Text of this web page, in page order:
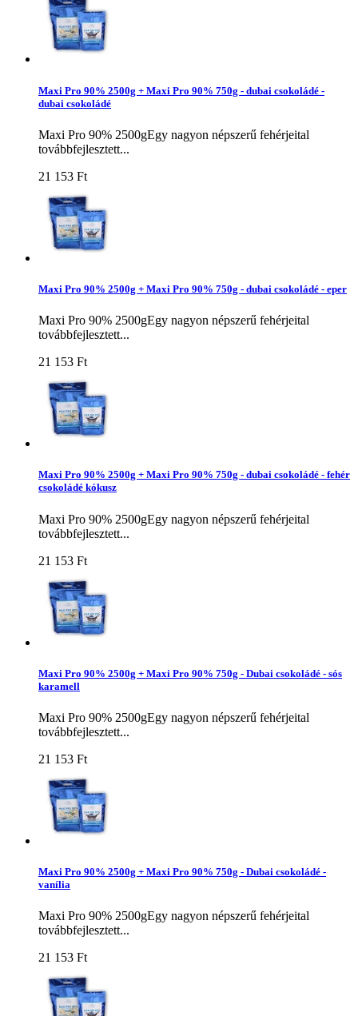
Maxi Pro 90% 2500g + Maxi Pro 90% 750g - dubai csokoládé -
dubai csokoládé
Maxi Pro 90% 2500gEgy nagyon népszerű fehérjeital
továbbfejlesztett...
21 153 Ft‎
Maxi Pro 90% 2500g + Maxi Pro 90% 750g - dubai csokoládé - eper
Maxi Pro 90% 2500gEgy nagyon népszerű fehérjeital
továbbfejlesztett...
21 153 Ft‎
Maxi Pro 90% 2500g + Maxi Pro 90% 750g - dubai csokoládé - fehér
csokoládé kókusz
Maxi Pro 90% 2500gEgy nagyon népszerű fehérjeital
továbbfejlesztett...
21 153 Ft‎
Maxi Pro 90% 2500g + Maxi Pro 90% 750g - Dubai csokoládé - sós
karamell
Maxi Pro 90% 2500gEgy nagyon népszerű fehérjeital
továbbfejlesztett...
21 153 Ft‎
Maxi Pro 90% 2500g + Maxi Pro 90% 750g - Dubai csokoládé -
vanília
Maxi Pro 90% 2500gEgy nagyon népszerű fehérjeital
továbbfejlesztett...
21 153 Ft‎